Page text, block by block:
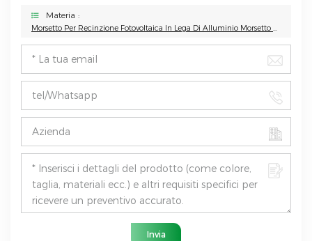
Materia :
Morsetto Per Recinzione Fotovoltaica In Lega Di Alluminio Morsetto Per Pannello Solare Per Montaggio Su Recinzione
Invia